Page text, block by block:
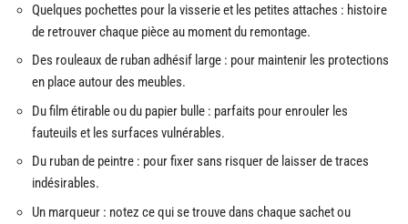
Quelques pochettes pour la visserie et les petites attaches : histoire
de retrouver chaque pièce au moment du remontage.
Des rouleaux de ruban adhésif large : pour maintenir les protections
en place autour des meubles.
Du film étirable ou du papier bulle : parfaits pour enrouler les
fauteuils et les surfaces vulnérables.
Du ruban de peintre : pour fixer sans risquer de laisser de traces
indésirables.
Un marqueur : notez ce qui se trouve dans chaque sachet ou